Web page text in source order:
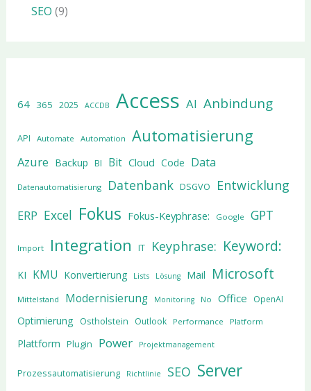
SEO (9)
64 365 2025 ACCDB Access AI Anbindung
API Automate Automation Automatisierung
Azure Backup BI Bit Cloud Code Data
Datenautomatisierung Datenbank DSGVO Entwicklung
ERP Excel Fokus Fokus-Keyphrase: Google GPT
Import Integration IT Keyphrase: Keyword:
KI KMU Konvertierung Lists Lösung Mail Microsoft
Mittelstand Modernisierung Monitoring No Office OpenAI
Optimierung Ostholstein Outlook Performance Platform
Plattform Plugin Power Projektmanagement
Prozessautomatisierung Richtlinie SEO Server